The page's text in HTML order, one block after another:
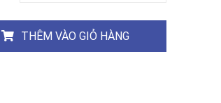
THÊM VÀO GIỎ HÀNG